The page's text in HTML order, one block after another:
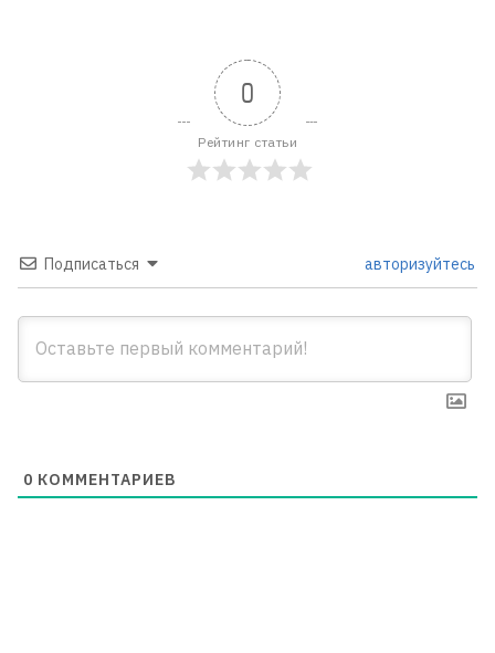
0
Рейтинг статьи
Подписаться авторизуйтесь
0 КОММЕНТАРИЕВ